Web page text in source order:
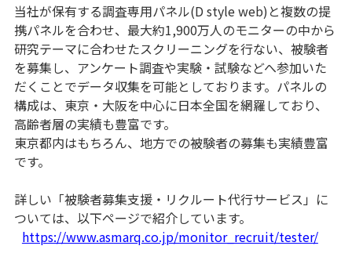
当社が保有する調査専用パネル(D style web)と複数の提
携パネルを合わせ、最大約1,900万人のモニターの中から
研究テーマに合わせたスクリーニングを行ない、被験者
を募集し、アンケート調査や実験・試験などへ参加いた
だくことでデータ収集を可能としております。パネルの
構成は、東京・大阪を中心に日本全国を網羅しており、
高齢者層の実績も豊富です。
東京都内はもちろん、地方での被験者の募集も実績豊富
です。
詳しい「被験者募集支援・リクルート代行サービス」に
ついては、以下ページで紹介しています。
https://www.asmarq.co.jp/monitor_recruit/tester/